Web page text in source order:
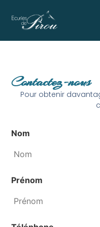
Contactez-nous
Pour obtenir
Nom
Prénom